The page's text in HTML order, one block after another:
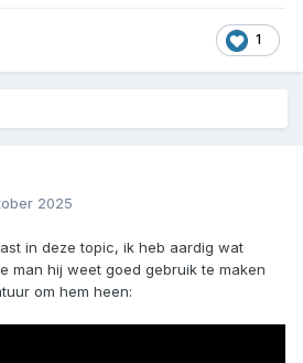
1
2025
in deze topic, ik heb aardig wat
man hij weet goed gebruik te maken
om hem heen: